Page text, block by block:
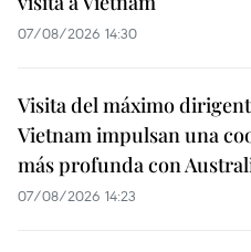
07/08/2026 14:30
Visita del máximo
Vietnam impulsan una
más profunda con
07/08/2026 14:23